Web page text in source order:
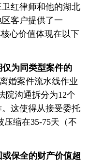
红律师和他的湖北
客户提供了一
心价值体现在以下
为同类型案件的
婚案件流水线作业
院沟通拆分为12个
这使得从接受委托
缩在35-75天（不
保全的财产价值超